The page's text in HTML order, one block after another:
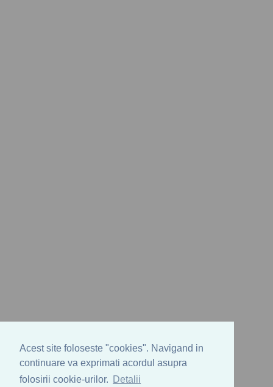
Acest site foloseste "cookies". Navigand in
continuare va exprimati acordul asupra
folosirii cookie-urilor.
Detalii